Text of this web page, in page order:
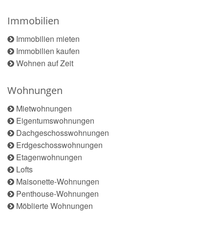
Immobilien
Immobilien mieten
Immobilien kaufen
Wohnen auf Zeit
Wohnungen
Mietwohnungen
Eigentumswohnungen
Dachgeschosswohnungen
Erdgeschosswohnungen
Etagenwohnungen
Lofts
Maisonette-Wohnungen
Penthouse-Wohnungen
Möblierte Wohnungen